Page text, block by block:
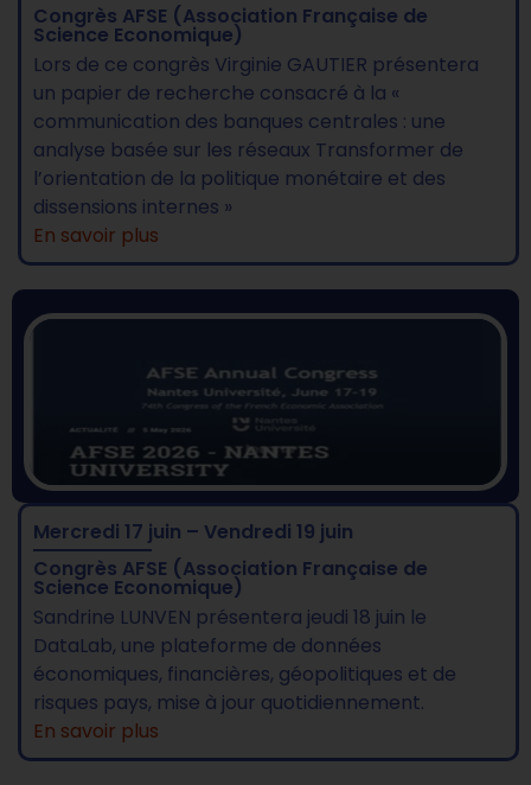
Congrès AFSE (Association Française de
Science Economique)
Lors de ce congrès Virginie GAUTIER présentera
un papier de recherche consacré à la «
communication des banques centrales : une
analyse basée sur les réseaux Transformer de
l’orientation de la politique monétaire et des
dissensions internes »
En savoir plus
Mercredi 17 juin – Vendredi 19 juin
Congrès AFSE (Association Française de
Science Economique)
Sandrine LUNVEN présentera jeudi 18 juin le
DataLab, une plateforme de données
économiques, financières, géopolitiques et de
risques pays, mise à jour quotidiennement.
En savoir plus